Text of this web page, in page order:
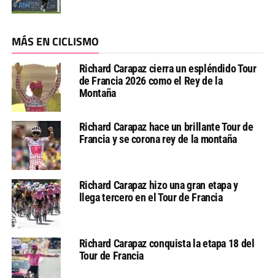
MÁS EN CICLISMO
Richard Carapaz cierra un espléndido Tour
de Francia 2026 como el Rey de la
Montaña
Richard Carapaz hace un brillante Tour de
Francia y se corona rey de la montaña
Richard Carapaz hizo una gran etapa y
llega tercero en el Tour de Francia
Richard Carapaz conquista la etapa 18 del
Tour de Francia